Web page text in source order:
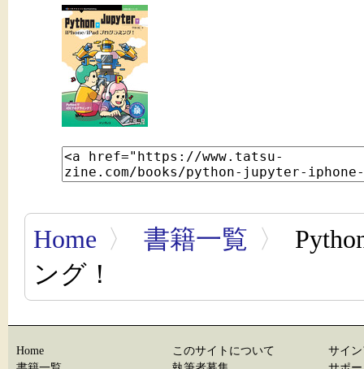
Home 〉 書籍一覧 〉
ング！
Home
このサイトについて
サイ